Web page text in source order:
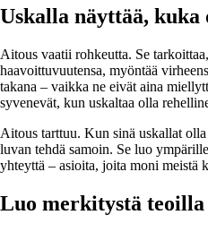
Uskalla näyttää, kuka
Aitous vaatii rohkeutta. Se
haavoittuvuutensa, myöntää
takana – vaikka ne eivät aina
syvenevät, kun uskaltaa olla
Aitous tarttuu. Kun sinä uskallat
luvan tehdä samoin. Se luo
yhteyttä – asioita, joita moni meistä
Luo merkitystä teoilla